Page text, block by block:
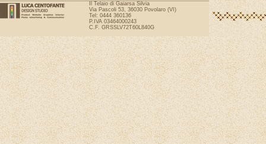
Il Telaio di Gaiarsa Silvia
Via Pascoli 53, 36030 Povolaro (VI)
Tel: 0444 360136
P.IVA 03464000243
C.F. GRSSLV72T60L840G